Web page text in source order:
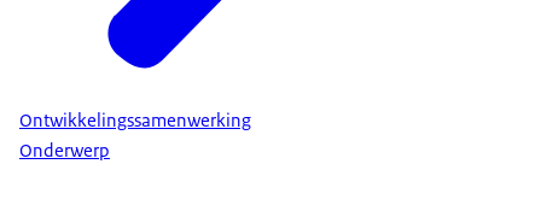
Ontwikkelingssamenwerking
Onderwerp